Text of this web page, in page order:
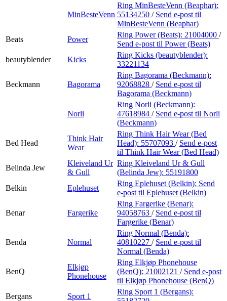
MinBesteVenn
Ring MinBesteVenn (Beaphar):
55134250 / Send e-post til
MinBesteVenn (Beaphar)
Beats
Power
Ring Power (Beats): 21004000 /
Send e-post til Power (Beats)
beautyblender
Kicks
Ring Kicks (beautyblender):
33221134
Beckmann Bagorama
Ring Bagorama (Beckmann):
92068828 / Send e-post til
Bagorama (Beckmann)
Norli
Ring Norli (Beckmann):
47618984 / Send e-post til Norli
(Beckmann)
Bed Head
Think Hair
Wear
Ring Think Hair Wear (Bed
Head): 55707093 / Send e-post
til Think Hair Wear (Bed Head)
Belinda Jew
Kleiveland Ur
& Gull
Ring Kleiveland Ur & Gull
(Belinda Jew): 55191800
Belkin
Eplehuset
Ring Eplehuset (Belkin): Send
e-post til Eplehuset (Belkin)
Benar Fargerike
Ring Fargerike (Benar):
94058763 / Send e-post til
Fargerike (Benar)
Benda Normal
Ring Normal (Benda):
40810227 / Send e-post til
Normal (Benda)
BenQ
Elkjøp
Phonehouse
Ring Elkjøp Phonehouse
(BenQ): 21002121 / Send e-post
til Elkjøp Phonehouse (BenQ)
Bergans
Sport 1
Ring Sport 1 (Bergans):